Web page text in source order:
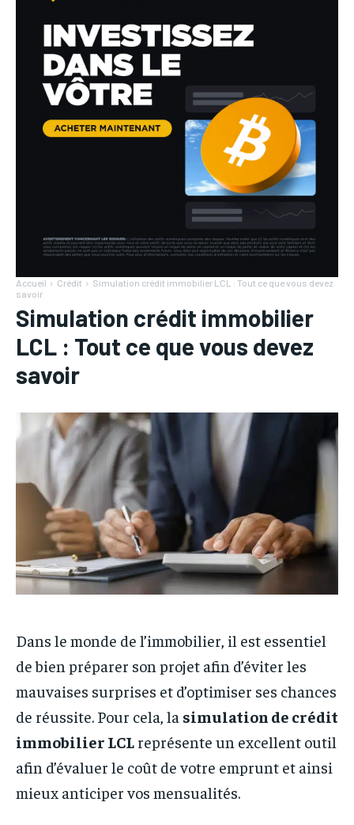
Accueil Crédit
Simulation crédit immobilier LCL : Tout ce que vous devez
savoir
Simulation crédit immobilier
LCL : Tout ce que vous devez
savoir
Dans le monde de l’immobilier, il est essentiel
de bien préparer son projet afin d’éviter les
mauvaises surprises et d’optimiser ses chances
de réussite. Pour cela, la simulation de crédit
immobilier LCL représente un excellent outil
afin d’évaluer le coût de votre emprunt et ainsi
mieux anticiper vos mensualités.